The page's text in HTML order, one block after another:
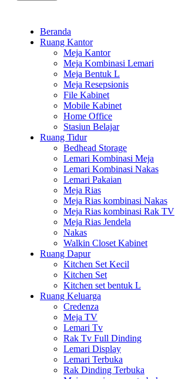
Beranda
Ruang Kantor
Meja Kantor
Meja Kombinasi Lemari
Meja Bentuk L
Meja Resepsionis
File Kabinet
Mobile Kabinet
Home Office
Stasiun Belajar
Ruang Tidur
Bedhead Storage
Lemari Kombinasi Meja
Lemari Kombinasi Nakas
Lemari Pakaian
Meja Rias
Meja Rias kombinasi Nakas
Meja Rias kombinasi Rak TV
Meja Rias Jendela
Nakas
Walkin Closet Kabinet
Ruang Dapur
Kitchen Set Kecil
Kitchen Set
Kitchen set bentuk L
Ruang Keluarga
Credenza
Meja TV
Lemari Tv
Rak Tv Full Dinding
Lemari Display
Lemari Terbuka
Rak Dinding Terbuka